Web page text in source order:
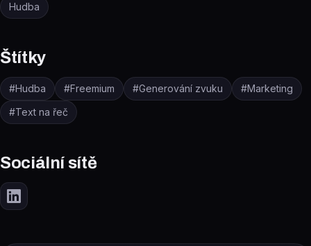
Hudba
Štítky
#Hudba #Freemium #Generování zvuku #Marketing
#Text na řeč
Sociální sítě